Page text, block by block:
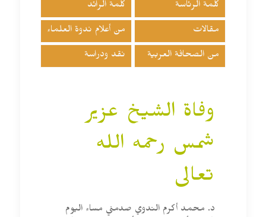
كلمة الرئاسة كلمة الرائد
مقالات من أعلام ندوة العلماء
من الصحافة العربية نقد ودراسة
وفاة الشيخ عزير
شمس رحمه الله
تعالى
د. محمد أكرم الندوي صدمني مساء اليوم